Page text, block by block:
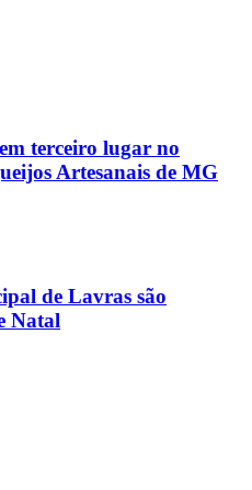
terceiro lugar no
Artesanais de MG
de Lavras são
Natal